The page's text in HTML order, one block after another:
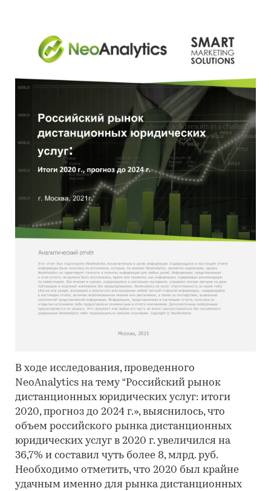
В ходе исследования, проведенного
NeoAnalytics на тему “Российский рынок
дистанционных юридических услуг: итоги
2020, прогноз до 2024 г.», выяснилось, что
объем российского рынка дистанционных
юридических услуг в 2020 г. увеличился на
36,7% и составил чуть более 8, млрд. руб.
Необходимо отметить, что 2020 был крайне
удачным именно для рынка дистанционных